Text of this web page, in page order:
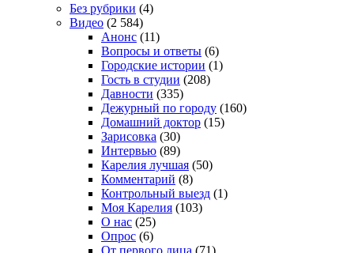
Без рубрики (4)
Видео (2 584)
Анонс (11)
Вопросы и ответы (6)
Городские истории (1)
Гость в студии (208)
Давности (335)
Дежурный по городу (160)
Домашний доктор (15)
Зарисовка (30)
Интервью (89)
Карелия лучшая (50)
Комментарий (8)
Контрольный выезд (1)
Моя Карелия (103)
О нас (25)
Опрос (6)
От первого лица (71)